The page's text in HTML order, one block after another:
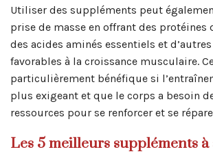
Utiliser des suppléments peut
prise de masse en offrant des protéines
des acides aminés essentiels et
favorables à la croissance musculaire.
particulièrement bénéfique si
plus exigeant et que le corps a besoin
ressources pour se renforcer et se
Les 5 meilleurs suppléments